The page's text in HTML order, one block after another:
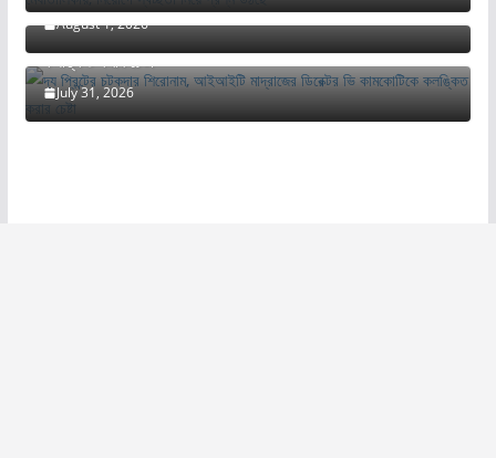
August 1, 2026
দ্য প্রিন্টের চটকদার শিরোনাম, আইআইটি মাদ্রাজের ডিরেক্টর ভি কামকোটিকে
কলঙ্কিত করার চেষ্টা
July 31, 2026